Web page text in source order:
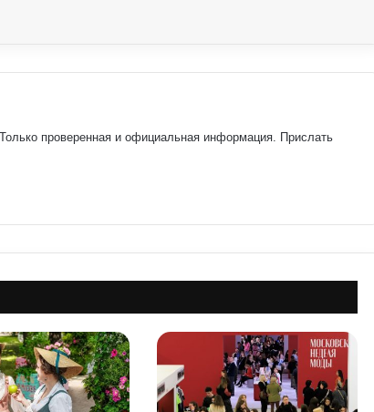
проверенная и официальная информация. Прислать